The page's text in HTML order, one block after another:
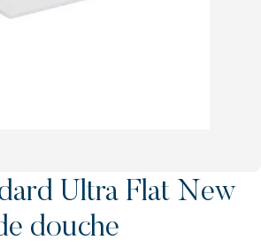
Ultra Flat New
douche